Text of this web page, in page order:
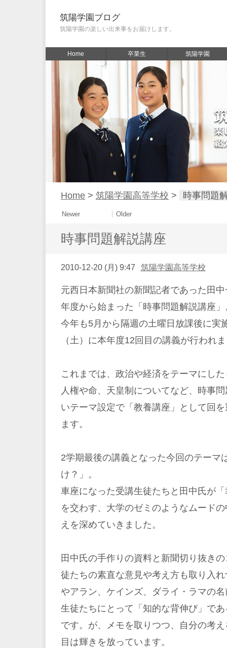
筑陽学園ブログ
筑陽学園の楽しい出来事をお届けします。
Home 卒業生 筑陽学園
Home > 筑陽学園高等学校 > 時事問題
Newer Older
時事問題解説講座
2010-12-20 (月) 9:47 筑陽学園高等学校
元西日本新聞社の新聞記者であった田
年度から始まった「時事問題解説講座」
今年も5月から隔週の土曜日放課後に実
（土）に本年度12回目の講義が行われ
これまでは、政治や経済をテーマにし
人権や命、天皇制についてなど、時事
いテーマ設定で「教養講座」として回
ます。
2学期最後の講義となった今回のテーマ
け？」。
車座になった受講生徒たちと田中氏が
を交わす、大学のゼミのようなムード
えを深めていきました。
田中氏の手作りの資料と新聞切り抜き
徒たちの素直な意見や考え方も取り入
やアラン、ケインズ、ダライ・ラマの
生徒たちにとって「知的な背伸び」で
です。が、メモを取りつつ、自分の考
目は輝きを放っています。